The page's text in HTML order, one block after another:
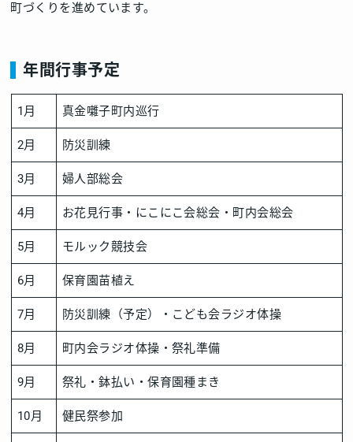
町づくりを進めています。
年間行事予定
1月 真金囃子町内巡行
2月 防災訓練
3月 婦人部総会
4月 お花見行事・にこにこ会総会・町内会総会
5月 モルック競技会
6月 保育園苗植え
7月 防災訓練（予定）・こども会ラジオ体操
8月 町内会ラジオ体操・祭礼準備
9月 祭礼・鉢払い・保育園種まき
10月 健民祭参加